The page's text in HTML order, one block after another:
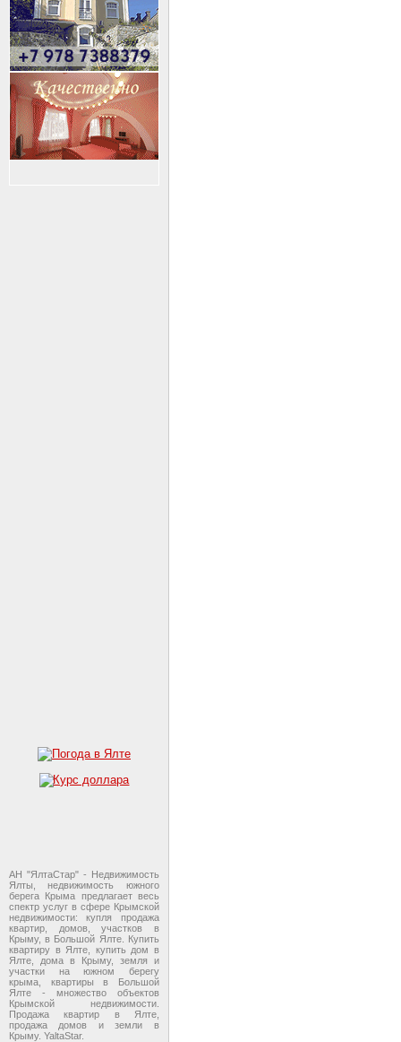
АН "ЯлтаСтар" - Недвижимость
Ялты, недвижимость южного
берега Крыма предлагает весь
спектр услуг в сфере Крымской
недвижимости: купля продажа
квартир, домов, участков в
Крыму, в Большой Ялте. Купить
квартиру в Ялте, купить дом в
Ялте, дома в Крыму, земля и
участки на южном берегу
крыма, квартиры в Большой
Ялте - множество объектов
Крымской недвижимости.
Продажа квартир в Ялте,
продажа домов и земли в
Крыму. YaltaStar.